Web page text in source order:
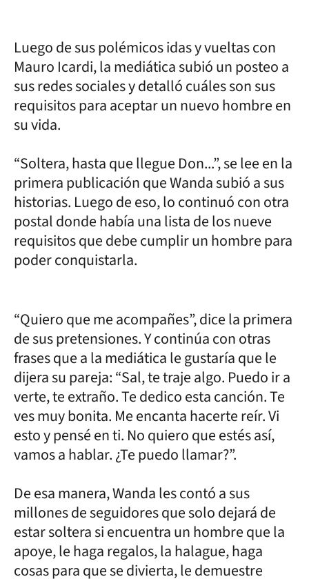
Luego de sus polémicos idas y vueltas con
Mauro Icardi, la mediática subió un posteo a
sus redes sociales y detalló cuáles son sus
requisitos para aceptar un nuevo hombre en
su vida.
“Soltera, hasta que llegue Don...”, se lee en la
primera publicación que Wanda subió a sus
historias. Luego de eso, lo continuó con otra
postal donde había una lista de los nueve
requisitos que debe cumplir un hombre para
poder conquistarla.
“Quiero que me acompañes”, dice la primera
de sus pretensiones. Y continúa con otras
frases que a la mediática le gustaría que le
dijera su pareja: “Sal, te traje algo. Puedo ir a
verte, te extraño. Te dedico esta canción. Te
ves muy bonita. Me encanta hacerte reír. Vi
esto y pensé en ti. No quiero que estés así,
vamos a hablar. ¿Te puedo llamar?”.
De esa manera, Wanda les contó a sus
millones de seguidores que solo dejará de
estar soltera si encuentra un hombre que la
apoye, le haga regalos, la halague, haga
cosas para que se divierta, le demuestre